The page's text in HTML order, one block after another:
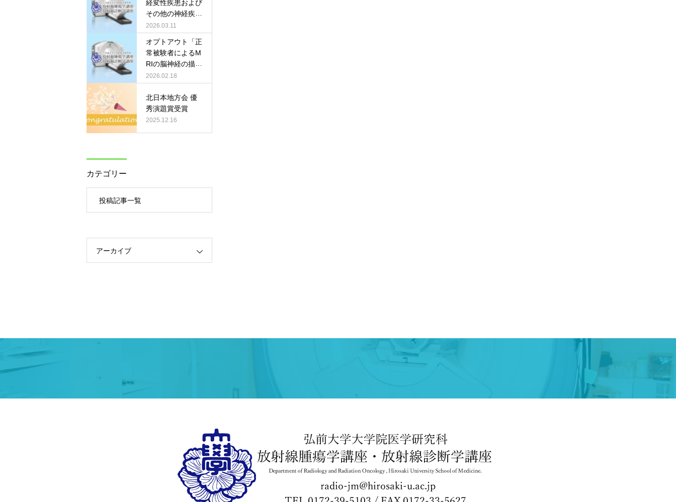
経変性疾患および
その他の神経疾患
における非造影水
交換イメージング
の画像所見と臨床
的有用性につい
て」
2026.03.11
オプトアウト「正
常被験者によるM
RIの脳神経の描出
の最適化について
の検討」
2026.02.18
北日本地方会 優
秀演題賞受賞
2025.12.16
カテゴリー
投稿記事一覧
アーカイブ